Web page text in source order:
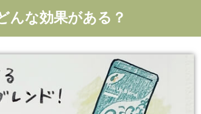
んな効果がある？